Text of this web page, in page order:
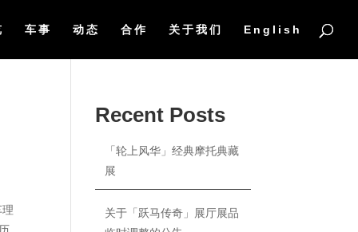
车事 动态 合作 关于我们 English
Recent Posts
「轮上风华」经典摩托典藏
展
关于「跃马传奇」展厅展品